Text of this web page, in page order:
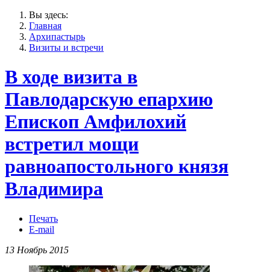
Вы здесь:
Главная
Архипастырь
Визиты и встречи
В ходе визита в
Павлодарскую епархию
Епископ Амфилохий
встретил мощи
равноапостольного князя
Владимира
Печать
E-mail
13 Ноябрь 2015